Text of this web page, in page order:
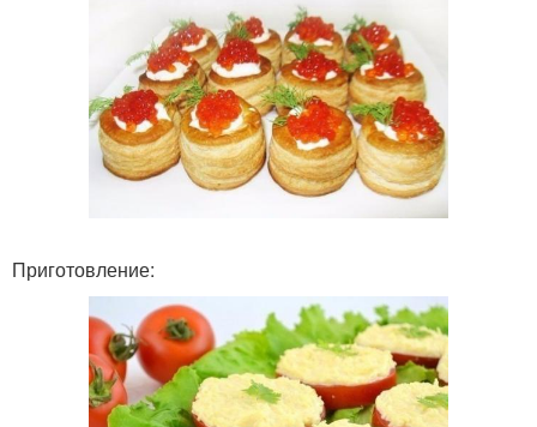
Приготовление: